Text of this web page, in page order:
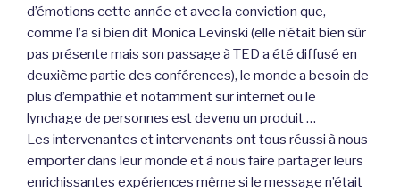
d’émotions cette année et avec la conviction que,
comme l’a si bien dit Monica Levinski (elle n’était bien sûr
pas présente mais son passage à TED a été diffusé en
deuxième partie des conférences), le monde a besoin de
plus d’empathie et notamment sur internet ou le
lynchage de personnes est devenu un produit …
Les intervenantes et intervenants ont tous réussi à nous
emporter dans leur monde et à nous faire partager leurs
enrichissantes expériences même si le message n’était